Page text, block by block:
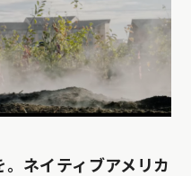
ネイティブアメリカ